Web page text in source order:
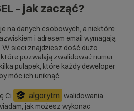
– jak zacząć?
na danych osobowych, a niektóre
i adresem email wymagają
W sieci znajdziesz dość dużo
pozwalają zwalidować numer
pułapek, które każdy deweloper
móc ich uniknąć.
Ci algorytm walidowania
jak możesz wykonać